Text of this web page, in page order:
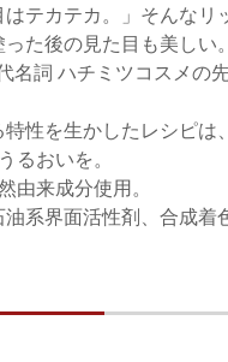
テカテカ。」そんな
た後の見た目も美し
名詞 ハチミツコスメの
性を生かしたレシピは
るおいを。
由来成分使用。
系界面活性剤、合成着